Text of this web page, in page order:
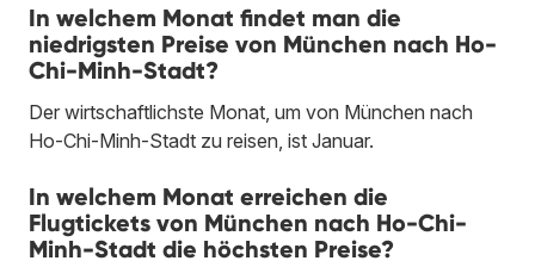
In welchem Monat findet man die
niedrigsten Preise von München nach Ho-
Chi-Minh-Stadt?
Der wirtschaftlichste Monat, um von München nach
Ho-Chi-Minh-Stadt zu reisen, ist Januar.
In welchem Monat erreichen die
Flugtickets von München nach Ho-Chi-
Minh-Stadt die höchsten Preise?